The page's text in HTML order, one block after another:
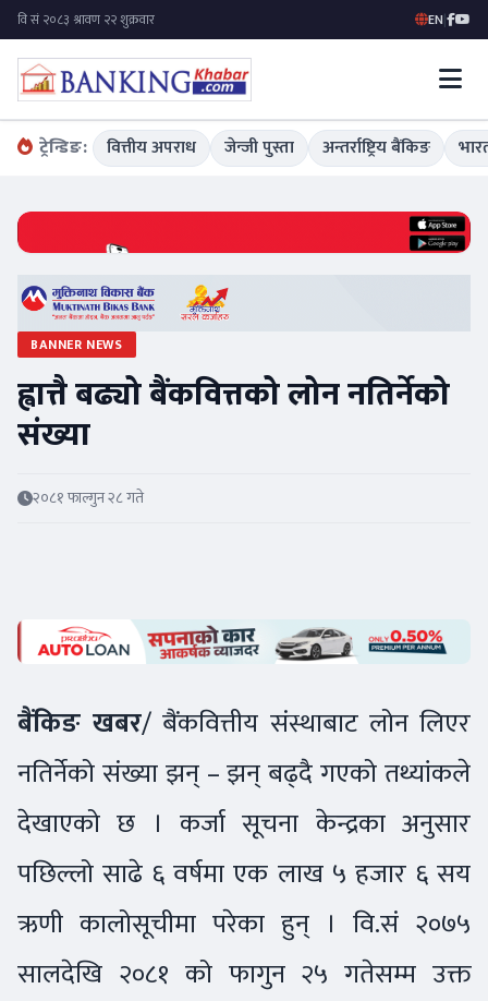
EN|
ट्रेन्डिङ: वित्तीय अपराध जेन्जी पुस्ता अन्तर्राष्ट्रिय बैंकिङ
BANNER NEWS
ह्वात्तै बढ्यो बैंकवित्तको लोन नतिर्नेको
संख्या
२०८१ फाल्गुन २८ गते
बैंकिङ खबर/ बैंकवित्तीय संस्थाबाट लोन लिएर
नतिर्नेको संख्या झन् – झन् बढ्दै गएको तथ्यांकले
देखाएको छ । कर्जा सूचना केन्द्रका अनुसार
पछिल्लो साढे ६ वर्षमा एक लाख ५ हजार ६ सय
ऋणी कालोसूचीमा परेका हुन् । वि.सं २०७५
सालदेखि २०८१ को फागुन २५ गतेसम्म उक्त